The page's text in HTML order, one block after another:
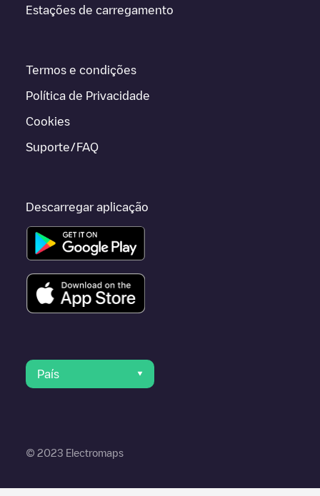
Estações de carregamento
Termos e condições
Política de Privacidade
Cookies
Suporte/FAQ
Descarregar aplicação
País
© 2023 Electromaps